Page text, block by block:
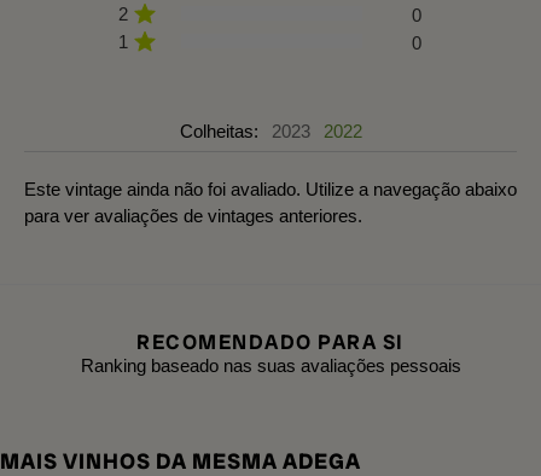
2
0
1
0
Colheitas: 2023 2022
Este vintage ainda não foi avaliado. Utilize a navegação abaixo
para ver avaliações de vintages anteriores.
RECOMENDADO PARA SI
Ranking baseado nas suas avaliações pessoais
MAIS VINHOS DA MESMA ADEGA